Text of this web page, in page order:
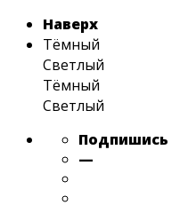
Наверх
Тёмный
Светлый
Тёмный
Светлый
Подпишись
—